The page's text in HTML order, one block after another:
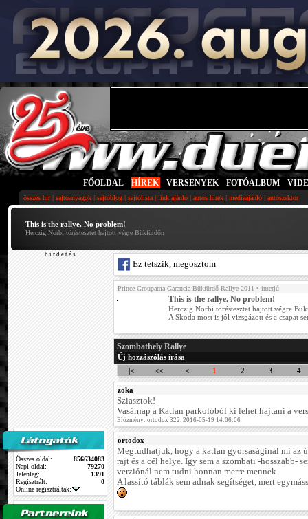
FŐOLDAL HÍREK VERSENYEK FOTÓALBUM
összes hír| sajtóanyagok | sajtóblog | sajtólista | link ajánló | autós hírek | médiaajánló | autószektor
This is the rallye. No problem!
Herczig Norbi töréstesztet hajtott végre Bükfürdőn
h i r d e t é s
Összes oldal:
856634083
Napi oldal:
79270
Jelenleg:
1391
Regisztrált:
0
Online regisztráltak:
Ez tetszik, megosztom
Prince Groupama Garancia Bükfürdő Rallye 2011 • interjú
This is the rallye. No problem!
Herczig Norbi töréstesztet hajtott végre
A Skoda most is jól vizsgázott és a csapat
Szombathely Rallye
Új hozzászólás írása
|<
<< < 1 2 3 4
zoka
Sziasztok!
Vasárnap a Katlan parkolóból ki lehet hajtani a
Előzmény: ortodox 322. 2016-05-19 14:06:06
ortodox
Megtudhatjuk, hogy a katlan gyorsaságinál mi az
rajt és a cél helye. Így sem a szombati -hosszabb-
verziónál nem tudni honnan merre mennek.
A lassító táblák sem adnak segítséget, mert